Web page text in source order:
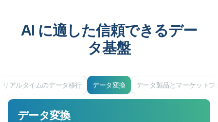
AI に適した信頼できるデー
タ基盤
リアルタイムのデータ移行 データ変換 データ製品とマーケットプ
データ変換